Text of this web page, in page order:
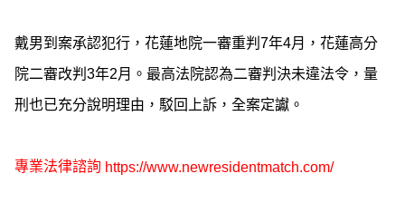
戴男到案承認犯行，花蓮地院一審重判7年4月，花蓮高分
院二審改判3年2月。最高法院認為二審判決未違法令，量
刑也已充分說明理由，駁回上訴，全案定讞。
專業法律諮詢 https://www.newresidentmatch.com/